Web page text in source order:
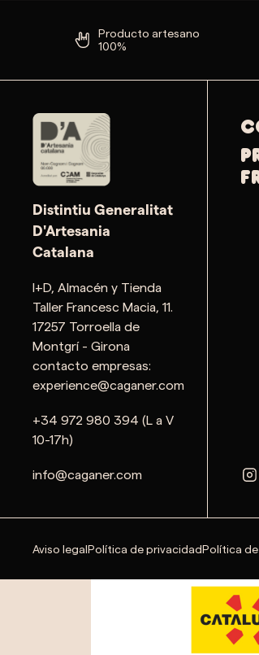
Producto artesano
100%
Distintiu Generalitat
D'Artesania
Catalana
I+D, Almacén y Tienda
Taller Francesc Macia, 11.
17257 Torroella de
Montgrí - Girona
contacto empresas:
experience@caganer.com
+34 972 980 394 (L a V
10-17h)
info@caganer.com
Aviso legalPolítica de privacidadPolítica